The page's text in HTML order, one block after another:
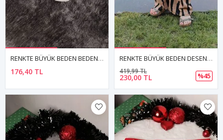
RENKTE BÜYÜK BEDEN BEDEN EKRU DANTELLİ KÜLOT
176,40 TL
RENKTE BÜYÜK BEDEN DESENLİ PANTOLON
230,00 TL
419,99 TL
%45